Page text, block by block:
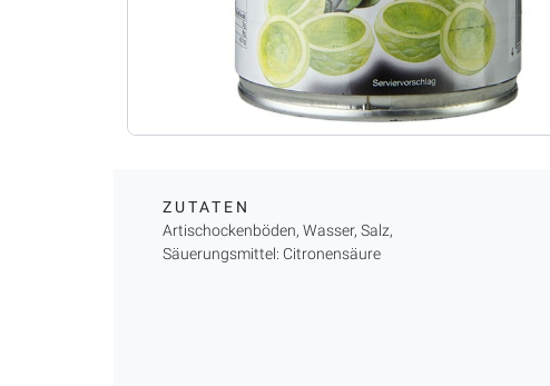
ZUTATEN
Artischockenböden, Wasser, Salz,
Säuerungsmittel: Citronensäure